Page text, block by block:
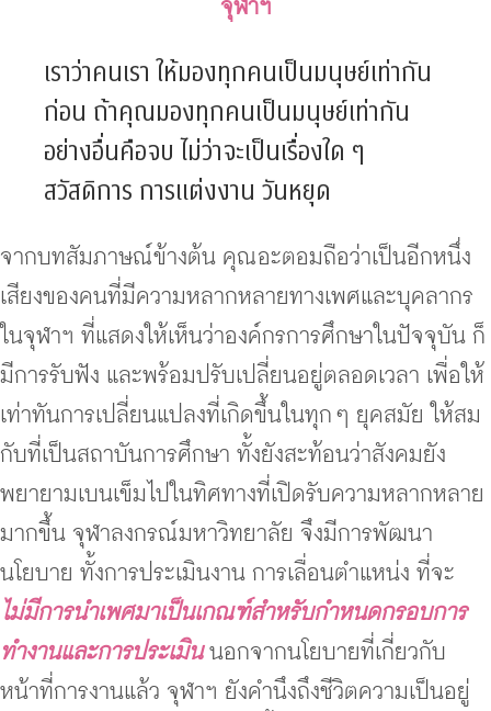
จุฬาฯ
เราว่าคนเรา ให้มองทุกคนเป็นมนุษย์เท่ากัน
ก่อน ถ้าคุณมองทุกคนเป็นมนุษย์เท่ากัน
อย่างอื่นคือจบ ไม่ว่าจะเป็นเรื่องใด ๆ
สวัสดิการ การแต่งงาน วันหยุด
จากบทสัมภาษณ์ข้างต้น คุณอะตอมถือว่าเป็นอีกหนึ่ง
เสียงของคนที่มีความหลากหลายทางเพศและบุคลากร
ในจุฬาฯ ที่แสดงให้เห็นว่าองค์กรการศึกษาในปัจจุบัน ก็
มีการรับฟัง และพร้อมปรับเปลี่ยนอยู่ตลอดเวลา เพื่อให้
เท่าทันการเปลี่ยนแปลงที่เกิดขึ้นในทุก ๆ ยุคสมัย ให้สม
กับที่เป็นสถาบันการศึกษา ทั้งยังสะท้อนว่าสังคมยัง
พยายามเบนเข็มไปในทิศทางที่เปิดรับความหลากหลาย
มากขึ้น จุฬาลงกรณ์มหาวิทยาลัย จึงมีการพัฒนา
นโยบาย ทั้งการประเมินงาน การเลื่อนตำแหน่ง ที่จะ
ไม่มีการนำเพศมาเป็นเกณฑ์สำหรับกำหนดกรอบการ
ทำงานและการประเมินนอกจากนโยบายที่เกี่ยวกับ
หน้าที่การงานแล้ว จุฬาฯ ยังคำนึงถึงชีวิตความเป็นอยู่